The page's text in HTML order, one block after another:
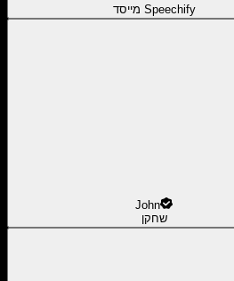
מייסד Speechify
John
שחקן